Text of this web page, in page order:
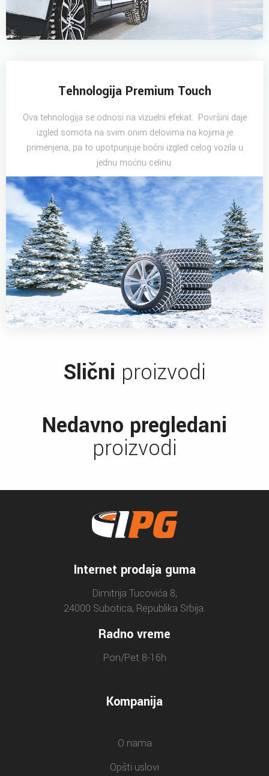
Tehnologija Premium Touch
Ova tehnologija se odnosi na vizuelni efekat. Površini daje
izgled somota na svim onim delovima na kojima je
primenjena, pa to upotpunjuje bočni izgled celog vozila u
jednu moćnu celinu.
Slični proizvodi
Nedavno pregledani
proizvodi
Internet prodaja guma
Dimitrija Tucovića 8,
24000 Subotica, Republika Srbija.
Radno vreme
Pon/Pet 8-16h
Kompanija
O nama
Opšti uslovi